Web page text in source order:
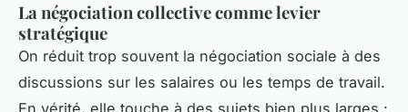
La négociation collective comme levier
stratégique
On réduit trop souvent la négociation sociale à des
discussions sur les salaires ou les temps de travail.